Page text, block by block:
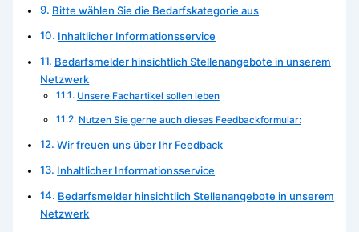
Bitte wählen Sie die Bedarfskategorie aus
Inhaltlicher Informationsservice
Bedarfsmelder hinsichtlich Stellenangebote in unserem
Netzwerk
Unsere Fachartikel sollen leben
Nutzen Sie gerne auch dieses Feedbackformular:
Wir freuen uns über Ihr Feedback
Inhaltlicher Informationsservice
Bedarfsmelder hinsichtlich Stellenangebote in unserem
Netzwerk